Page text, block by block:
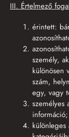
III. Értelmező
érintett:
személy,
különösen
szám,
egy, vagy
személyes
információ;